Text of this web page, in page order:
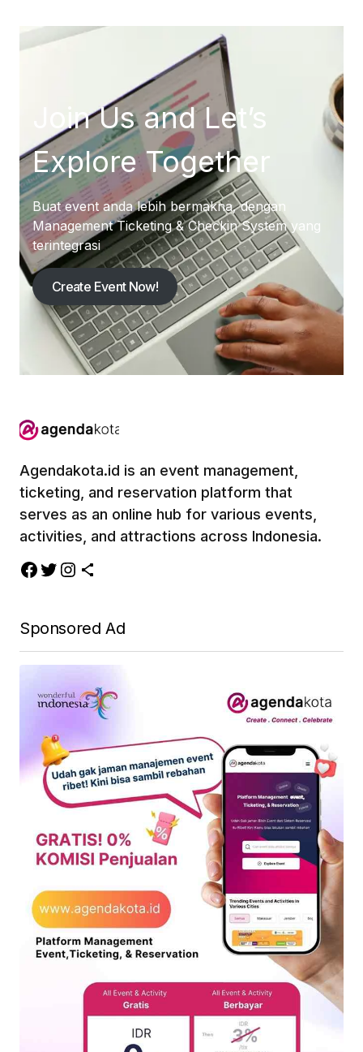
Join Us and Let’s
Explore Together
Buat event anda lebih bermakna, dengan
Management Ticketing & Checkin System yang
terintegrasi
Create Event Now!
Agendakota.id is an event management,
ticketing, and reservation platform that
serves as an online hub for various events,
activities, and attractions across Indonesia.
Sponsored Ad